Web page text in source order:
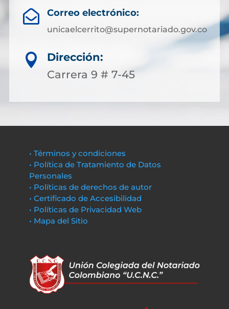
 Correo electrónico:
unicaelcerrito@supernotariado.gov.co

Dirección:
Carrera 9 # 7-45
• Términos y condiciones
• Política de Tratamiento de Datos
Personales
• Políticas de derechos de autor
• Certificado de Accesibilidad
• Políticas de Privacidad Web
• Mapa del Sitio